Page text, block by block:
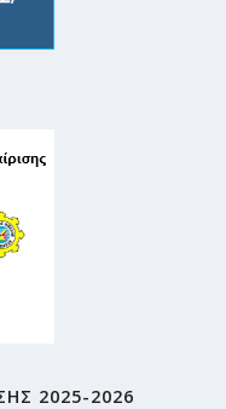
2025-2026